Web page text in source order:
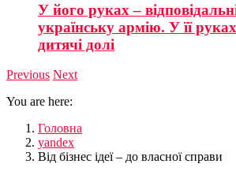
У його руках –
українську армію. У її
дитячі долі
Previous Next
You are here:
Головна
yandex
Від бізнес ідеї – до власної справи